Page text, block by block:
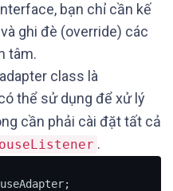
bạn chỉ cần kế
ghi đè (override) các
tâm.
class là
thể sử dụng để xử lý
cần phải cài đặt tất cả
.